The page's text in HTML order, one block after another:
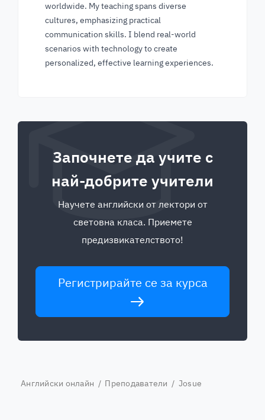
worldwide. My teaching spans diverse
cultures, emphasizing practical
communication skills. I blend real-world
scenarios with technology to create
personalized, effective learning experiences.
Започнете да учите с
най-добрите учители
Научете английски от лектори от
световна класа. Приемете
предизвикателството!
Регистрирайте се за курса
Английски онлайн / Преподаватели / Josue